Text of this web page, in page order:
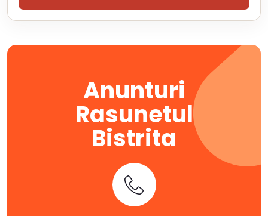
Anunturi
Rasunetul
Bistrita